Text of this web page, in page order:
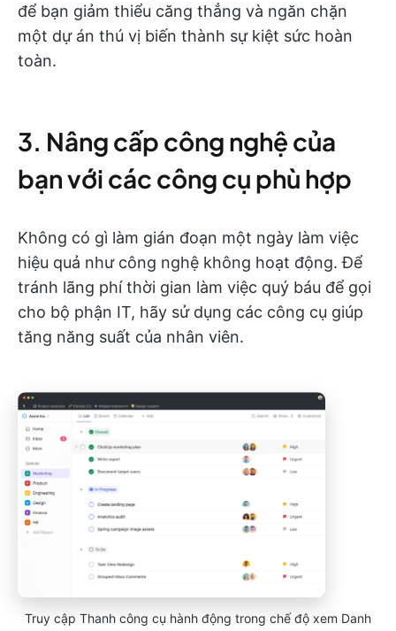
để bạn giảm thiểu căng thẳng và ngăn chặn
một dự án thú vị biến thành sự kiệt sức hoàn
toàn.
3. Nâng cấp công nghệ của
bạn với các công cụ phù hợp
Không có gì làm gián đoạn một ngày làm việc
hiệu quả như công nghệ không hoạt động. Để
tránh lãng phí thời gian làm việc quý báu để gọi
cho bộ phận IT, hãy sử dụng các công cụ giúp
tăng năng suất của nhân viên.
Truy cập Thanh công cụ hành động trong chế độ xem Danh